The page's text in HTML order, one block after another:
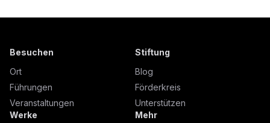
Besuchen
Ort
Führungen
Veranstaltungen
Stiftung
Blog
Förderkreis
Unterstützen
Werke
Mehr